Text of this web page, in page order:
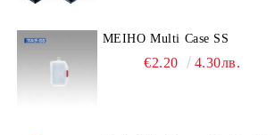
MEIHO Multi Case SS
€2.20 4.30лв.